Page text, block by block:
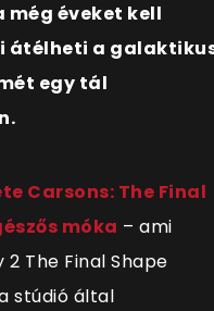
még éveket kell
átélheti a
egy tál
Carsons: The Final
móka – ami
The Final Shape
stúdió által